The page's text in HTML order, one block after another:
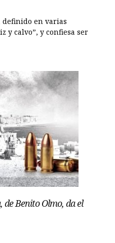
definido en varias
y calvo”, y confiesa ser
Benito Olmo, da el